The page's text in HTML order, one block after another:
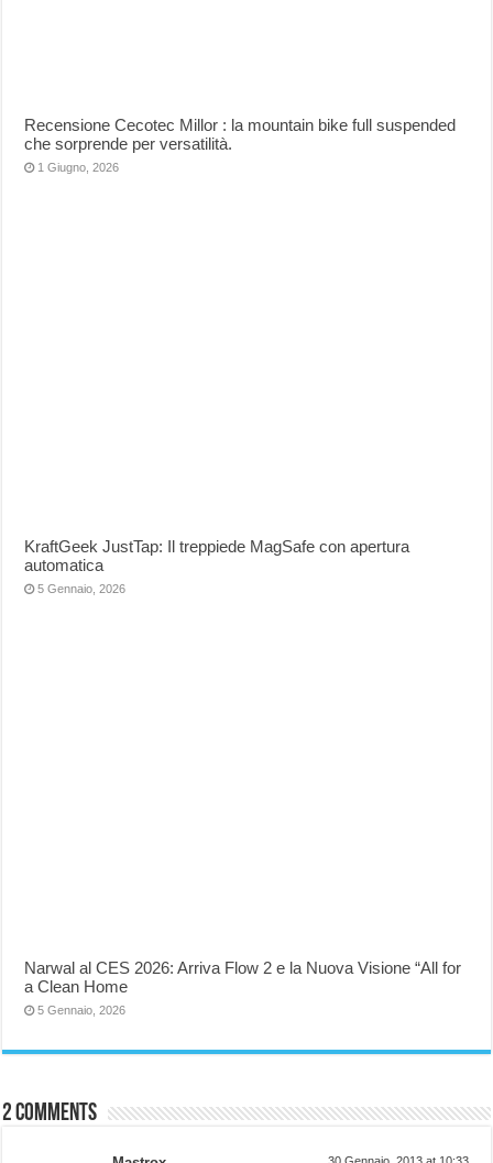
Recensione Cecotec Millor : la mountain bike full suspended
che sorprende per versatilità.
1 Giugno, 2026
KraftGeek JustTap: Il treppiede MagSafe con apertura
automatica
5 Gennaio, 2026
Narwal al CES 2026: Arriva Flow 2 e la Nuova Visione “All for
a Clean Home
5 Gennaio, 2026
2 comments